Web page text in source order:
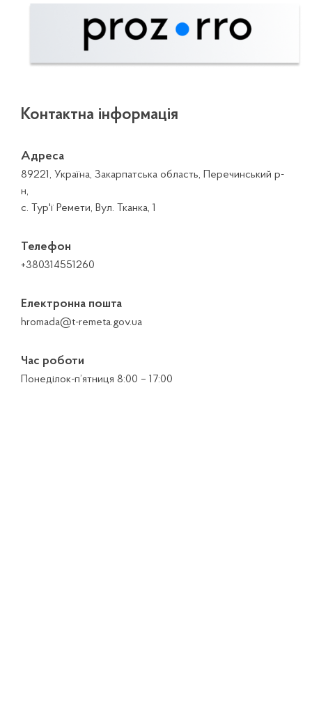
Контактна інформація
Адреса
89221, Україна, Закарпатська область, Перечинський р-
н,
с. Тур'ї Ремети, Вул. Тканка, 1
Телефон
+380314551260
Електронна пошта
hromada@t-remeta.gov.ua
Час роботи
Понеділок-п’ятниця 8:00 – 17:00